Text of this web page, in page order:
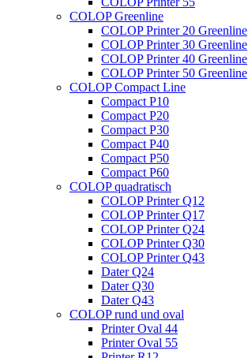
COLOP Greenline
COLOP Printer 20 Greenline
COLOP Printer 30 Greenline
COLOP Printer 40 Greenline
COLOP Printer 50 Greenline
COLOP Compact Line
Compact P10
Compact P20
Compact P30
Compact P40
Compact P50
Compact P60
COLOP quadratisch
COLOP Printer Q12
COLOP Printer Q17
COLOP Printer Q24
COLOP Printer Q30
COLOP Printer Q43
Dater Q24
Dater Q30
Dater Q43
COLOP rund und oval
Printer Oval 44
Printer Oval 55